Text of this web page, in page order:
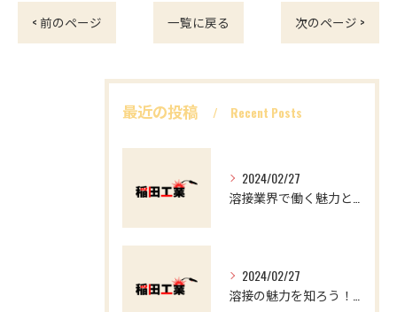
< 前のページ 一覧に戻る 次のページ >
最近の投稿 Recent Posts
2024/02/27
2024/02/27